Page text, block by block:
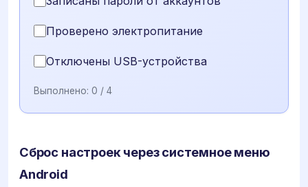
Проверено электропитание
Отключены USB-устройства
Выполнено: 0 / 4
Сброс настроек через системное меню
Android